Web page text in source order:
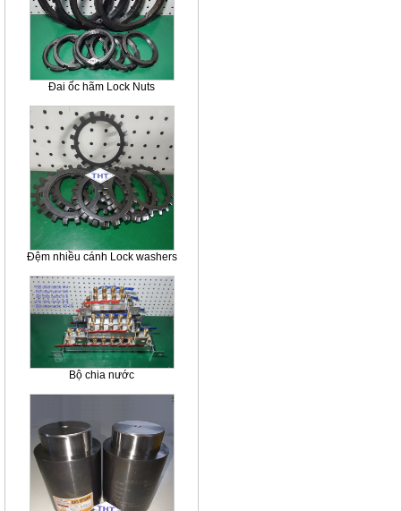
Đai ốc hãm Lock Nuts
Đệm nhiều cánh Lock washers
Bộ chia nước